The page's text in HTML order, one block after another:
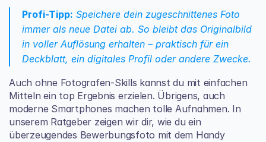
Profi-Tipp: Speichere dein zugeschnittenes Foto
immer als neue Datei ab. So bleibt das Originalbild
in voller Auflösung erhalten – praktisch für ein
Deckblatt, ein digitales Profil oder andere Zwecke.
Auch ohne Fotografen-Skills kannst du mit einfachen
Mitteln ein top Ergebnis erzielen. Übrigens, auch
moderne Smartphones machen tolle Aufnahmen. In
unserem Ratgeber zeigen wir dir, wie du ein
überzeugendes Bewerbungsfoto mit dem Handy